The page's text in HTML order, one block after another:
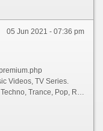
05 Jun 2021 - 07:36 pm
Videos, TV Series.
Trance, Pop, Rock, Rap...